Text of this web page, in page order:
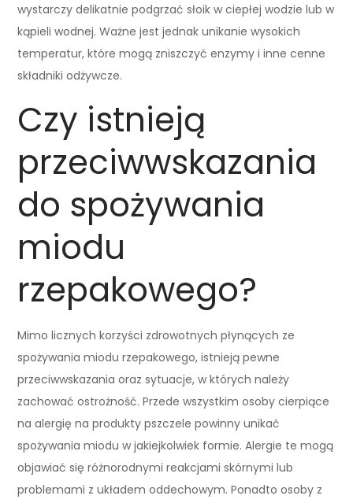
wystarczy delikatnie podgrzać słoik w ciepłej wodzie lub w
kąpieli wodnej. Ważne jest jednak unikanie wysokich
temperatur, które mogą zniszczyć enzymy i inne cenne
składniki odżywcze.
Czy istnieją
przeciwwskazania
do spożywania
miodu
rzepakowego?
Mimo licznych korzyści zdrowotnych płynących ze
spożywania miodu rzepakowego, istnieją pewne
przeciwwskazania oraz sytuacje, w których należy
zachować ostrożność. Przede wszystkim osoby cierpiące
na alergię na produkty pszczele powinny unikać
spożywania miodu w jakiejkolwiek formie. Alergie te mogą
objawiać się różnorodnymi reakcjami skórnymi lub
problemami z układem oddechowym. Ponadto osoby z